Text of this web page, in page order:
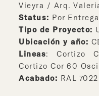
Vieyra / Arq.
Status: Por
Tipo de Proyecto:
Ubicación y año:
Lineas: Cortizo
Cortizo Cor 60
Acabado: RAL